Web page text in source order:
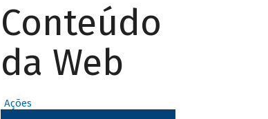
Conteúdo
da Web
Ações